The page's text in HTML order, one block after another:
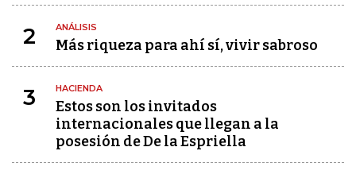
2 ANÁLISIS
Más riqueza para ahí sí, vivir sabroso
3 HACIENDA
Estos son los invitados
internacionales que llegan a la
posesión de De la Espriella